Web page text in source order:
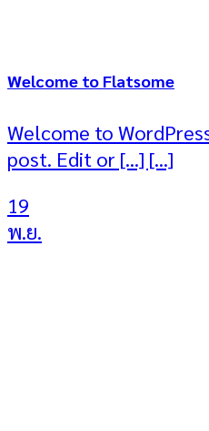
Welcome to Flatsome
Welcome to
post. Edit or [...] [...]
19
พ.ย.